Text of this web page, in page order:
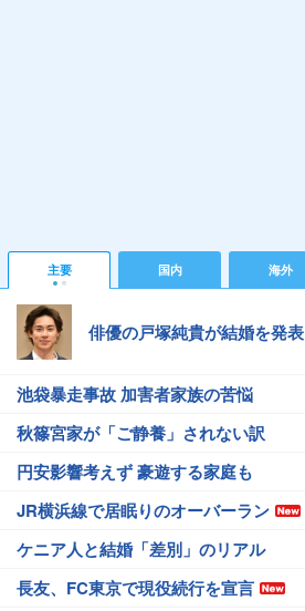
主要 国内 海外
俳優の戸塚純貴が結婚を発表
池袋暴走事故 加害者家族の苦悩
秋篠宮家が「ご静養」されない訳
円安影響考えず 豪遊する家庭も
JR横浜線で居眠りのオーバーラン
ケニア人と結婚「差別」のリアル
長友、FC東京で現役続行を宣言